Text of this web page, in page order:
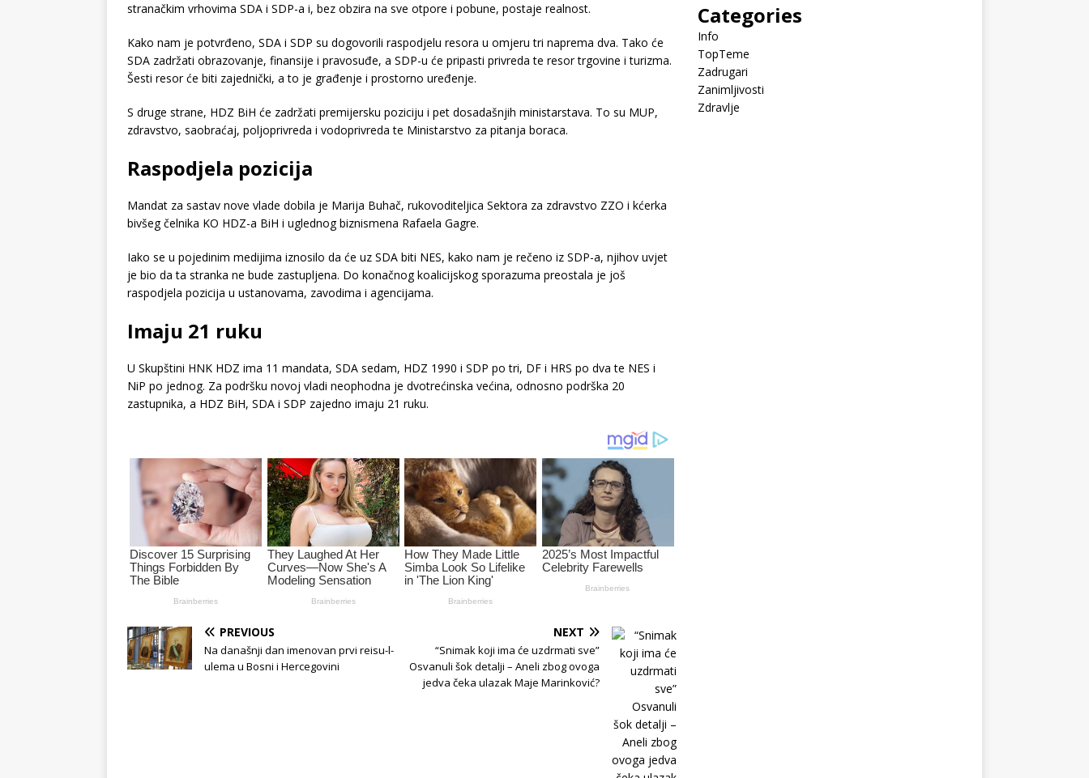
stranačkim vrhovima SDA i SDP-a i, bez obzira na sve otpore i pobune, postaje realnost.
Kako nam je potvrđeno, SDA i SDP su dogovorili raspodjelu resora u omjeru tri naprema dva. Tako će
SDA zadržati obrazovanje, finansije i pravosuđe, a SDP-u će pripasti privreda te resor trgovine i turizma.
Šesti resor će biti zajednički, a to je građenje i prostorno uređenje.
S druge strane, HDZ BiH će zadržati premijersku poziciju i pet dosadašnjih ministarstava. To su MUP,
zdravstvo, saobraćaj, poljoprivreda i vodoprivreda te Ministarstvo za pitanja boraca.
Raspodjela pozicija
Mandat za sastav nove vlade dobila je Marija Buhač, rukovoditeljica Sektora za zdravstvo ZZO i kćerka
bivšeg čelnika KO HDZ-a BiH i uglednog biznismena Rafaela Gagre.
Iako se u pojedinim medijima iznosilo da će uz SDA biti NES, kako nam je rečeno iz SDP-a, njihov uvjet
je bio da ta stranka ne bude zastupljena. Do konačnog koalicijskog sporazuma preostala je još
raspodjela pozicija u ustanovama, zavodima i agencijama.
Imaju 21 ruku
U Skupštini HNK HDZ ima 11 mandata, SDA sedam, HDZ 1990 i SDP po tri, DF i HRS po dva te NES i
NiP po jednog. Za podršku novoj vladi neophodna je dvotrećinska većina, odnosno podrška 20
zastupnika, a HDZ BiH, SDA i SDP zajedno imaju 21 ruku.
PREVIOUS
Na današnji dan imenovan prvi reisu-l-
ulema u Bosni i Hercegovini
NEXT
“Snimak koji ima će uzdrmati sve”
Osvanuli šok detalji – Aneli zbog ovoga
jedva čeka ulazak Maje Marinković?
Categories
Info
TopTeme
Zadrugari
Zanimljivosti
Zdravlje